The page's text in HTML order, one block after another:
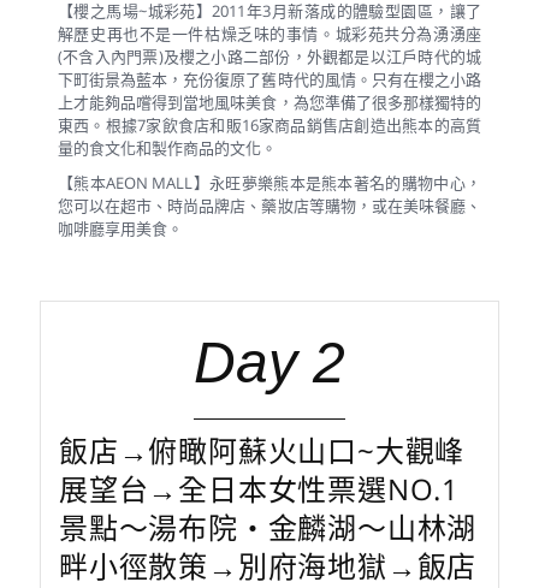
【櫻之馬場~城彩苑】2011年3月新落成的體驗型園區，讓了
解歷史再也不是一件枯燥乏味的事情。城彩苑共分為湧湧座
(不含入內門票)及櫻之小路二部份，外觀都是以江戶時代的城
下町街景為藍本，充份復原了舊時代的風情。只有在櫻之小路
上才能夠品嚐得到當地風味美食，為您準備了很多那樣獨特的
東西。根據7家飲食店和販16家商品銷售店創造出熊本的高質
量的食文化和製作商品的文化。
【熊本AEON MALL】永旺夢樂熊本是熊本著名的購物中心，
您可以在超市、時尚品牌店、藥妝店等購物，或在美味餐廳、
咖啡廳享用美食。
Day 2
飯店→俯瞰阿蘇火山口~大觀峰
展望台→全日本女性票選NO.1
景點～湯布院‧金麟湖～山林湖
畔小徑散策→別府海地獄→飯店